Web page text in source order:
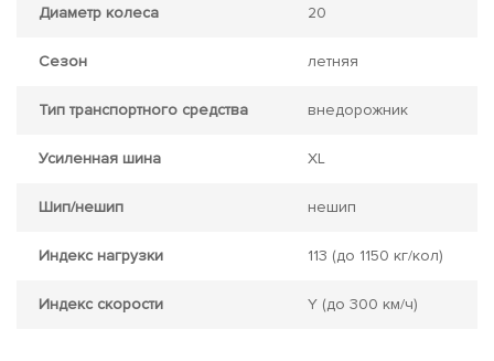
Диаметр колеса 20
Сезон летняя
Тип транспортного средства внедорожник
Усиленная шина XL
Шип/нешип нешип
Индекс нагрузки 113 (до 1150 кг/кол)
Индекс скорости Y (до 300 км/ч)